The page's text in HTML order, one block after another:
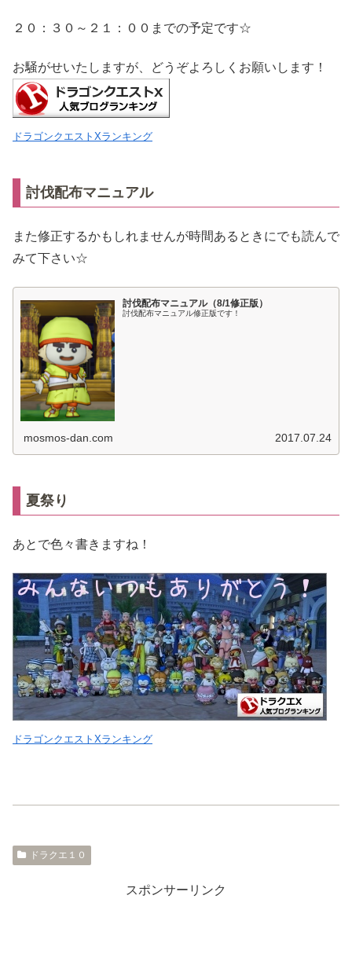
２０：３０～２１：００までの予定です☆
お騒がせいたしますが、どうぞよろしくお願いします！
ドラゴンクエストXランキング
討伐配布マニュアル
また修正するかもしれませんが時間あるときにでも読んで
みて下さい☆
討伐配布マニュアル（8/1修正版）
討伐配布マニュアル修正版です！
mosmos-dan.com 2017.07.24
夏祭り
あとで色々書きますね！
ドラゴンクエストXランキング
ドラクエ１０
スポンサーリンク